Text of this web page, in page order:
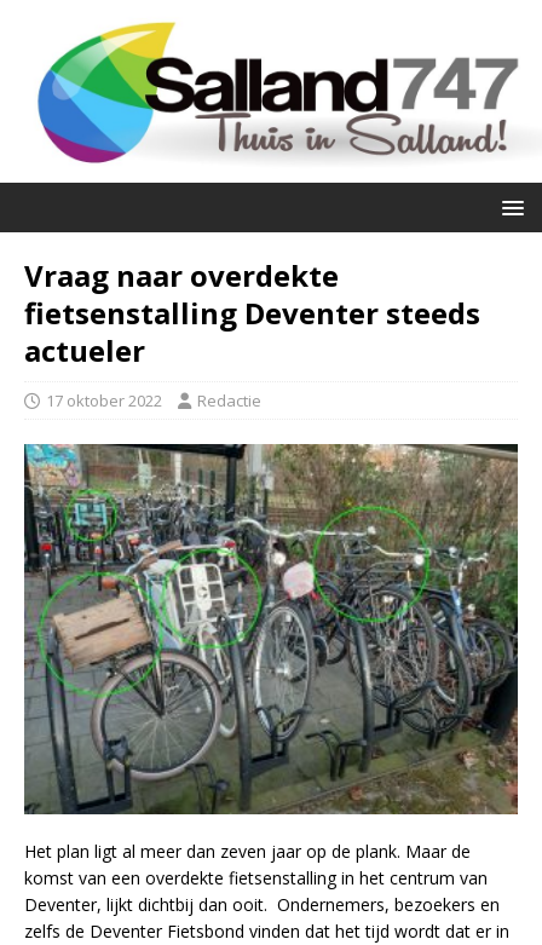
Vraag naar overdekte
fietsenstalling Deventer steeds
actueler
17 oktober 2022 Redactie
Het plan ligt al meer dan zeven jaar op de plank. Maar de
komst van een overdekte fietsenstalling in het centrum van
Deventer, lijkt dichtbij dan ooit. Ondernemers, bezoekers en
zelfs de Deventer Fietsbond vinden dat het tijd wordt dat er in